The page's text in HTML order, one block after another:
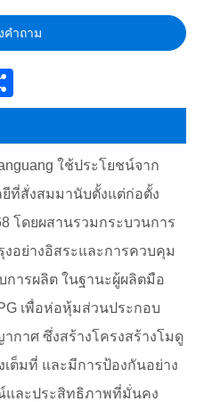
คำถาม
ใช้ประโยชน์จาก
ที่สั่งสมมานับตั้งแต่ก่อตั้ง
โดยผสานรวมกระบวนการ
อย่างอิสระและการควบคุม
ารผลิต ในฐานะผู้ผลิตมือ
เพื่อห่อหุ้มส่วนประกอบ
กาศ ซึ่งสร้างโครงสร้างโมดู
ต็มที่ และมีการป้องกันอย่าง
และประสิทธิภาพที่มั่นคง